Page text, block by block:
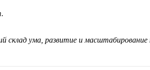
склад ума, развитие и